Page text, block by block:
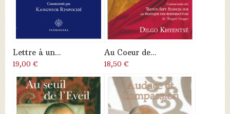
Lettre à un...
19,00 €
Au Coeur de...
18,50 €